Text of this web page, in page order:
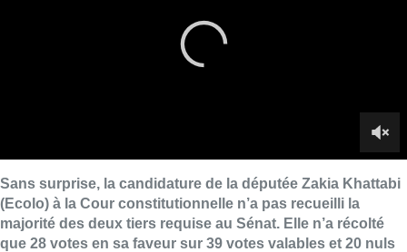
ou blancs. Le Sénat a entamé un deuxième tour de vote.
Zakia Khattabi avait annoncé plus tôt dans la journée le retrait
Le MR ne soutiendra pas la candidature de Zakia Khattabi
(Ecolo) à la Cour constitutionnelle, a annoncé le président du
vendredi sur le site de la Libre.
Le MR votera en faveur de la deuxième candidate proposée
par les Verts, Cécile Thibault. Les libéraux francophones